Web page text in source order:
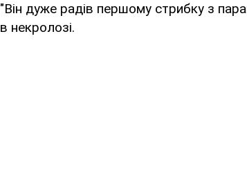
"Він дуже радів першому стрибку з
в некролозі.